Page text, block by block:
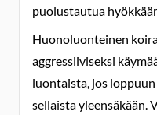
puolustautua
Huonoluonteinen
aggressiiviseksi
luontaista, jos
sellaista yleensäkään.